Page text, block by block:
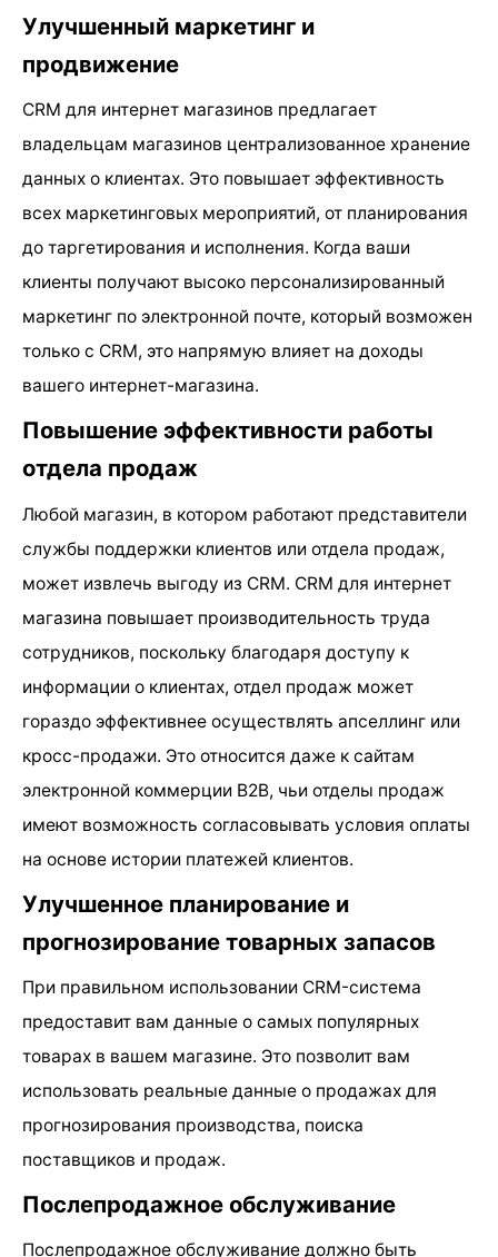
Улучшенный маркетинг и
продвижение
CRM для интернет магазинов предлагает
владельцам магазинов централизованное хранение
данных о клиентах. Это повышает эффективность
всех маркетинговых мероприятий, от планирования
до таргетирования и исполнения. Когда ваши
клиенты получают высоко персонализированный
маркетинг по электронной почте, который возможен
только с CRM, это напрямую влияет на доходы
вашего интернет-магазина.
Повышение эффективности работы
отдела продаж
Любой магазин, в котором работают представители
службы поддержки клиентов или отдела продаж,
может извлечь выгоду из CRM. CRM для интернет
магазина повышает производительность труда
сотрудников, поскольку благодаря доступу к
информации о клиентах, отдел продаж может
гораздо эффективнее осуществлять апселлинг или
кросс-продажи. Это относится даже к сайтам
электронной коммерции B2B, чьи отделы продаж
имеют возможность согласовывать условия оплаты
на основе истории платежей клиентов.
Улучшенное планирование и
прогнозирование товарных запасов
При правильном использовании CRM-система
предоставит вам данные о самых популярных
товарах в вашем магазине. Это позволит вам
использовать реальные данные о продажах для
прогнозирования производства, поиска
поставщиков и продаж.
Послепродажное обслуживание
Послепродажное обслуживание должно быть